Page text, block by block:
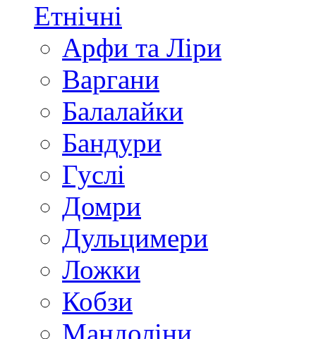
Етнічні
Арфи та Ліри
Варгани
Балалайки
Бандури
Гуслі
Домри
Дульцимери
Ложки
Кобзи